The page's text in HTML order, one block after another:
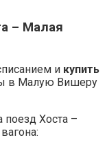
– Малая
и купить
в Малую Вишеру
поезд Хоста –